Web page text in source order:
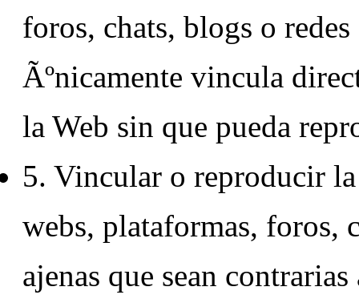
foros, chats, blogs o
Ãºnicamente vincula
la Web sin que pueda
5. Vincular o reproducir
webs, plataformas, foros,
ajenas que sean